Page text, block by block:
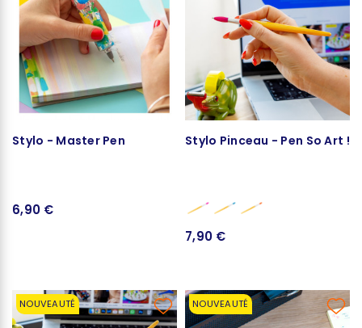
Stylo - Master Pen
6,90 €
Stylo Pinceau - Pen So Art !
7,90 €
NOUVEAUTÉ NOUVEAUTÉ